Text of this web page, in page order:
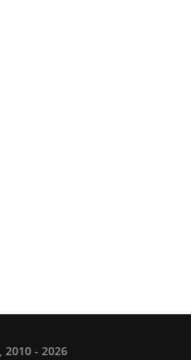
, 2010 - 2026